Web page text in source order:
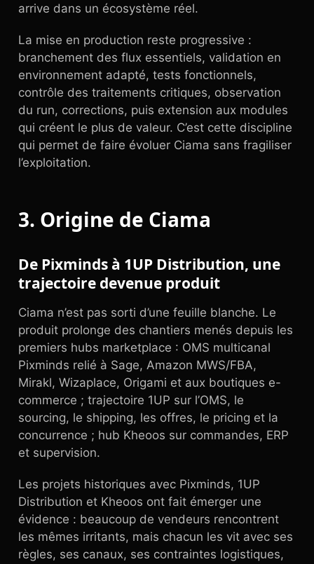
arrive dans un écosystème réel.
La mise en production reste progressive :
branchement des flux essentiels, validation en
environnement adapté, tests fonctionnels,
contrôle des traitements critiques, observation
du run, corrections, puis extension aux modules
qui créent le plus de valeur. C’est cette discipline
qui permet de faire évoluer Ciama sans fragiliser
l’exploitation.
3. Origine de Ciama
De Pixminds à 1UP Distribution, une
trajectoire devenue produit
Ciama n’est pas sorti d’une feuille blanche. Le
produit prolonge des chantiers menés depuis les
premiers hubs marketplace : OMS multicanal
Pixminds relié à Sage, Amazon MWS/FBA,
Mirakl, Wizaplace, Origami et aux boutiques e-
commerce ; trajectoire 1UP sur l’OMS, le
sourcing, le shipping, les offres, le pricing et la
concurrence ; hub Kheoos sur commandes, ERP
et supervision.
Les projets historiques avec Pixminds, 1UP
Distribution et Kheoos ont fait émerger une
évidence : beaucoup de vendeurs rencontrent
les mêmes irritants, mais chacun les vit avec ses
règles, ses canaux, ses contraintes logistiques,